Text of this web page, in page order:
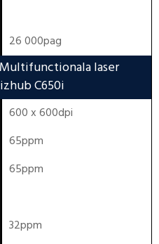
26 000pag
laser
C650i
600 x 600dpi
65ppm
65ppm
32ppm